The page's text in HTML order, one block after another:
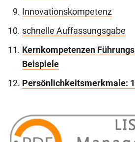
Innovationskompetenz
schnelle Auffassungsgabe
Kernkompetenzen
Beispiele
Persönlichkeitsmerkmale: